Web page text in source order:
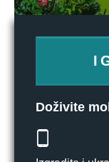
Doživite